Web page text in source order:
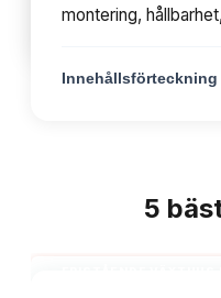
Innehållsförteckning
montering,
Innehållsförteckning
5